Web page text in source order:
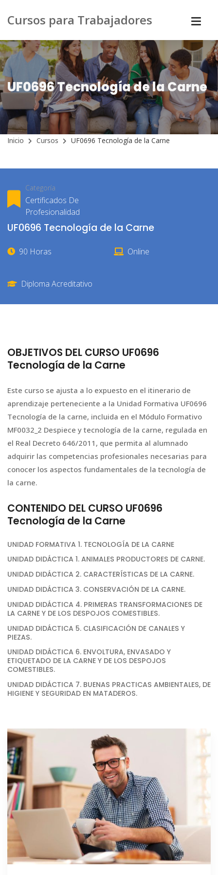
Cursos para Trabajadores
UF0696 Tecnología de la Carne
Inicio Cursos UF0696 Tecnología de la Carne
Categoría
Certificados De
Profesionalidad
UF0696 Tecnología de la Carne
90 Horas Online
Diploma Acreditativo
OBJETIVOS DEL CURSO UF0696
Tecnología de la Carne
Este curso se ajusta a lo expuesto en el itinerario de
aprendizaje perteneciente a la Unidad Formativa UF0696
Tecnología de la carne, incluida en el Módulo Formativo
MF0032_2 Despiece y tecnología de la carne, regulada en
el Real Decreto 646/2011, que permita al alumnado
adquirir las competencias profesionales necesarias para
conocer los aspectos fundamentales de la tecnología de
la carne.
CONTENIDO DEL CURSO UF0696
Tecnología de la Carne
UNIDAD FORMATIVA 1. TECNOLOGÍA DE LA CARNE
UNIDAD DIDÁCTICA 1. ANIMALES PRODUCTORES DE CARNE.
UNIDAD DIDÁCTICA 2. CARACTERÍSTICAS DE LA CARNE.
UNIDAD DIDÁCTICA 3. CONSERVACIÓN DE LA CARNE.
UNIDAD DIDÁCTICA 4. PRIMERAS TRANSFORMACIONES DE
LA CARNE Y DE LOS DESPOJOS COMESTIBLES.
UNIDAD DIDÁCTICA 5. CLASIFICACIÓN DE CANALES Y
PIEZAS.
UNIDAD DIDÁCTICA 6. ENVOLTURA, ENVASADO Y
ETIQUETADO DE LA CARNE Y DE LOS DESPOJOS
COMESTIBLES.
UNIDAD DIDÁCTICA 7. BUENAS PRACTICAS AMBIENTALES, DE
HIGIENE Y SEGURIDAD EN MATADEROS.